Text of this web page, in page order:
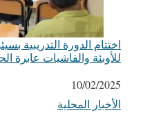
اختتام الدورة التدريبية
للأوبئة والفاشيات عابرة
التاريخ
10/02/2025
في ما يتعلق بما يأتي
الأخبار المحلية